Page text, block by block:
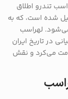
تندرو اطلاق
شده است، که به
لهراسب
در تاریخ ایران
می‌کرد و نقش